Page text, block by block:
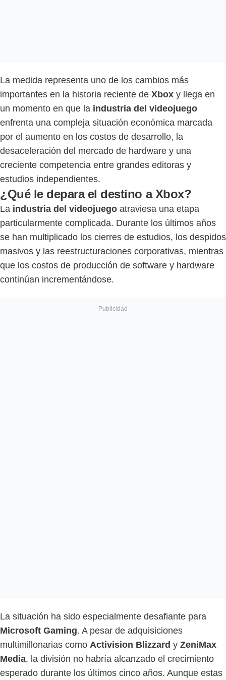
La medida representa uno de los cambios más
importantes en la historia reciente de Xbox y llega en
un momento en que la industria del videojuego
enfrenta una compleja situación económica marcada
por el aumento en los costos de desarrollo, la
desaceleración del mercado de hardware y una
creciente competencia entre grandes editoras y
estudios independientes.
¿Qué le depara el destino a Xbox?
La industria del videojuego atraviesa una etapa
particularmente complicada. Durante los últimos años
se han multiplicado los cierres de estudios, los despidos
masivos y las reestructuraciones corporativas, mientras
que los costos de producción de software y hardware
continúan incrementándose.
La situación ha sido especialmente desafiante para
Microsoft Gaming. A pesar de adquisiciones
multimillonarias como Activision Blizzard y ZeniMax
Media, la división no habría alcanzado el crecimiento
esperado durante los últimos cinco años. Aunque estas